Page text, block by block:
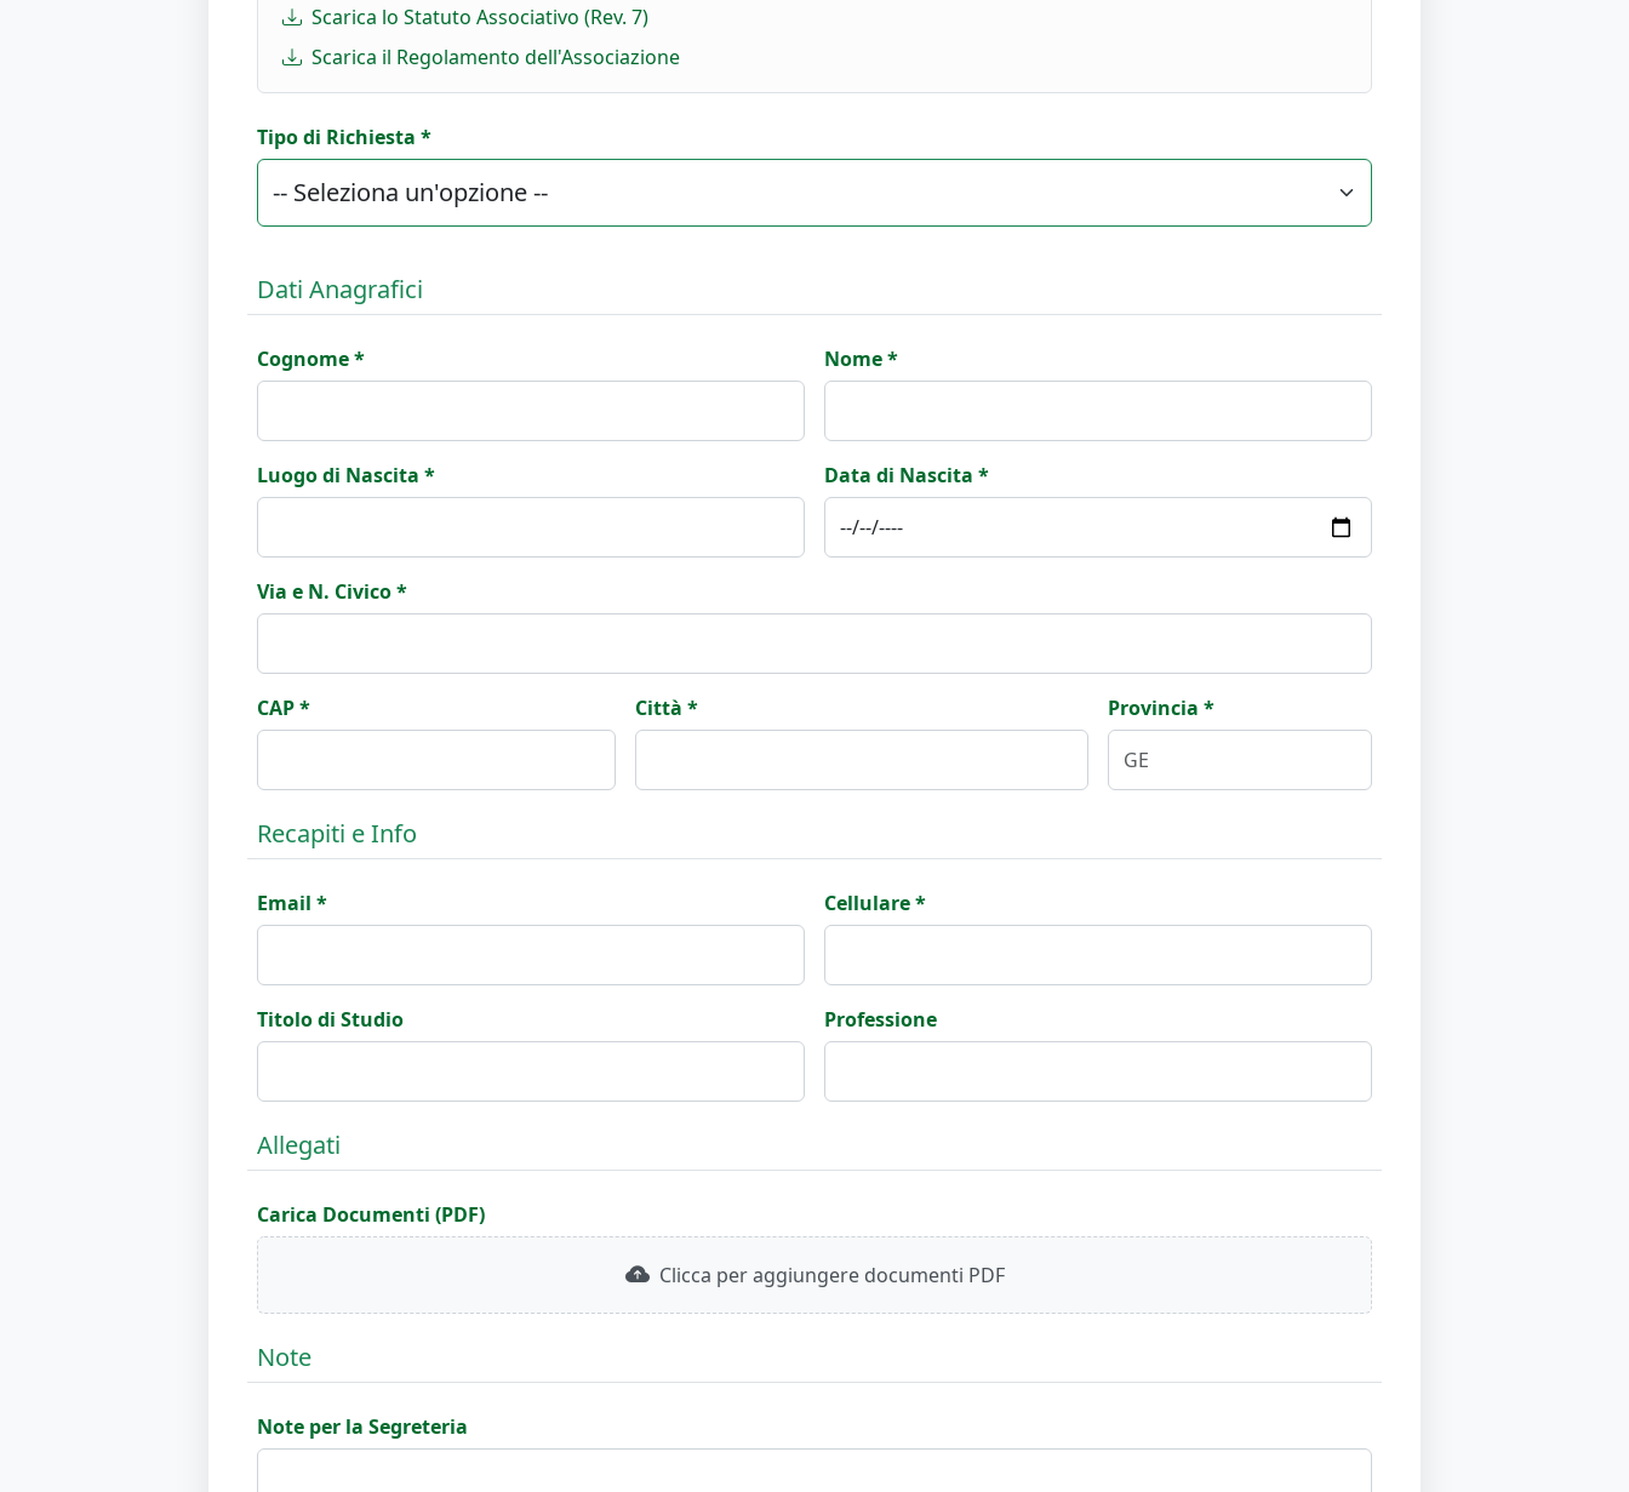
Scarica lo Statuto Associativo (Rev. 7)
Scarica il Regolamento dell'Associazione
Tipo di Richiesta *
Dati Anagrafici
Cognome * Nome *
Luogo di Nascita * Data di Nascita *
Via e N. Civico *
CAP * Città * Provincia *
Recapiti e Info
Email * Cellulare *
Titolo di Studio Professione
Allegati
Carica Documenti (PDF)
Clicca per aggiungere documenti PDF
Note
Note per la Segreteria